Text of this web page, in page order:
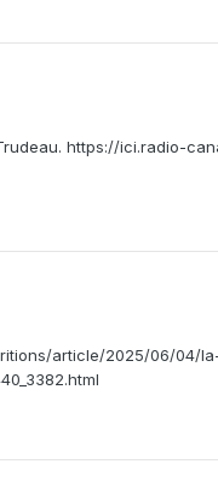
https://ici.radio-
article/2025/06/04/